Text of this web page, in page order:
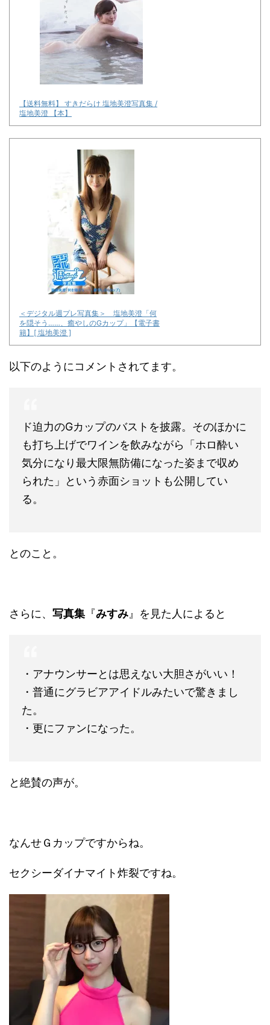
【送料無料】 すきだらけ 塩地美澄写真集 /
塩地美澄 【本】
＜デジタル週プレ写真集＞ 塩地美澄「何
を隠そう……、癒やしのGカップ」【電子書
籍】[ 塩地美澄 ]
以下のようにコメントされてます。
ド迫力のGカップのバストを披露。そのほかに
も打ち上げでワインを飲みながら「ホロ酔い
気分になり最大限無防備になった姿まで収め
られた」という赤面ショットも公開してい
る。
とのこと。
さらに、 写真集 『みすみ 』を見た人によると
・アナウンサーとは思えない大胆さがいい！
・普通にグラビアアイドルみたいで驚きまし
た。
・更にファンになった。
と絶賛の声が。
なんせＧカップですからね。
セクシーダイナマイト炸裂ですね。